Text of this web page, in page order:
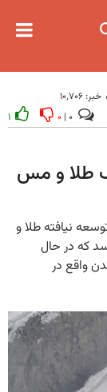
خبر: ۱۰٬۷۰۶
۰ ۱
طلا و مس
نیافته طلا و
که در حال
این معدن واقع در